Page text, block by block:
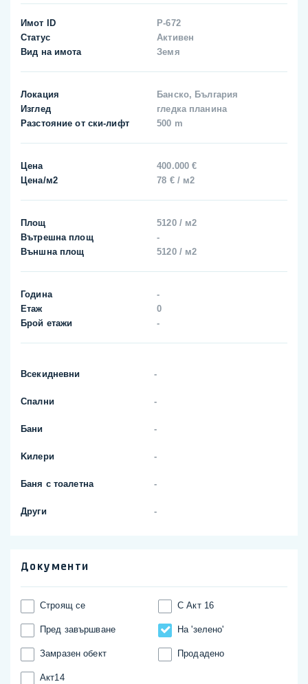
Имот ID
P-672
Статус
Активен
Вид на имота
Земя
Локация
Банско, България
Изглед
гледка планина
Разстояние от ски-лифт
500 m
Цена
400.000 €
Цена/м2
78 € / м2
Площ
5120 / м2
Вътрешна площ
-
Външна площ
5120 / м2
Година
-
Етаж
0
Брой етажи
-
Всекидневни -
Спални -
Бани -
Kилери -
Баня с тоалетна -
Други -
Документи
Строящ се С Акт 16
Пред завършване На 'зелено'
Замразен обект Продадено
Акт14